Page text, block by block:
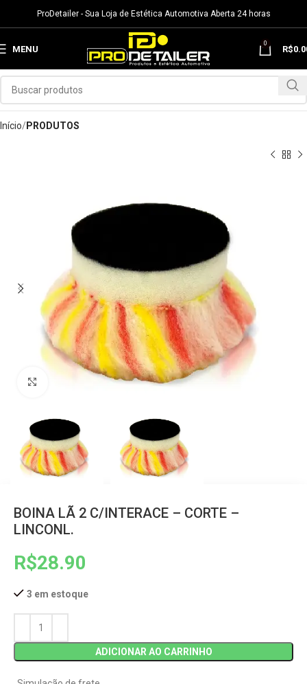
ProDetailer - Sua Loja de Estética Automotiva Aberta 24 horas
MENU
0
R$
Início PRODUTOS
Clique para ampliar
BOINA LÃ 2 C/INTERACE – CORTE –
LINCONL.
R$28.90
3 em estoque
ADICIONAR AO CARRINHO